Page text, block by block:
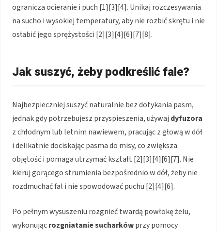
ogranicza ocieranie i puch [1][3][4]. Unikaj rozczesywania
na sucho i wysokiej temperatury, aby nie rozbić skrętu i nie
osłabić jego sprężystości [2][3][4][6][7][8].
Jak suszyć, żeby podkreślić fale?
Najbezpieczniej suszyć naturalnie bez dotykania pasm,
jednak gdy potrzebujesz przyspieszenia, używaj dyfuzora
z chłodnym lub letnim nawiewem, pracując z głową w dół
i delikatnie dociskając pasma do misy, co zwiększa
objętość i pomaga utrzymać kształt [2][3][4][6][7]. Nie
kieruj gorącego strumienia bezpośrednio w dół, żeby nie
rozdmuchać fal i nie spowodować puchu [2][4][6].
Po pełnym wysuszeniu rozgnieć twardą powłokę żelu,
wykonującrozgniatanie sucharkówprzy pomocy